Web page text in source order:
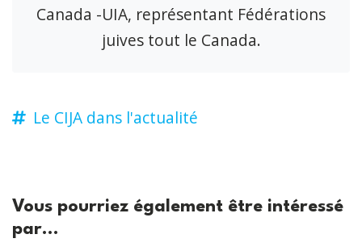
Canada -UIA, représentant Fédérations
juives tout le Canada.
Le CIJA dans l'actualité
Vous pourriez également être intéressé
par...